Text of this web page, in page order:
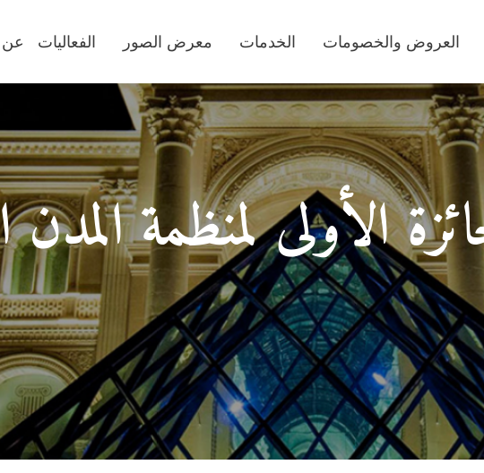
العروض والخصومات الخدمات معرض الصور الفعاليات عن
الأولى لمنظمة المدن